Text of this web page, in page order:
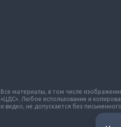
Все материалы, в том числе
«ЦДС». Любое использование и
и видео, не допускается без